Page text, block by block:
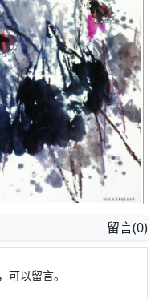
留言(0)
可以留言。